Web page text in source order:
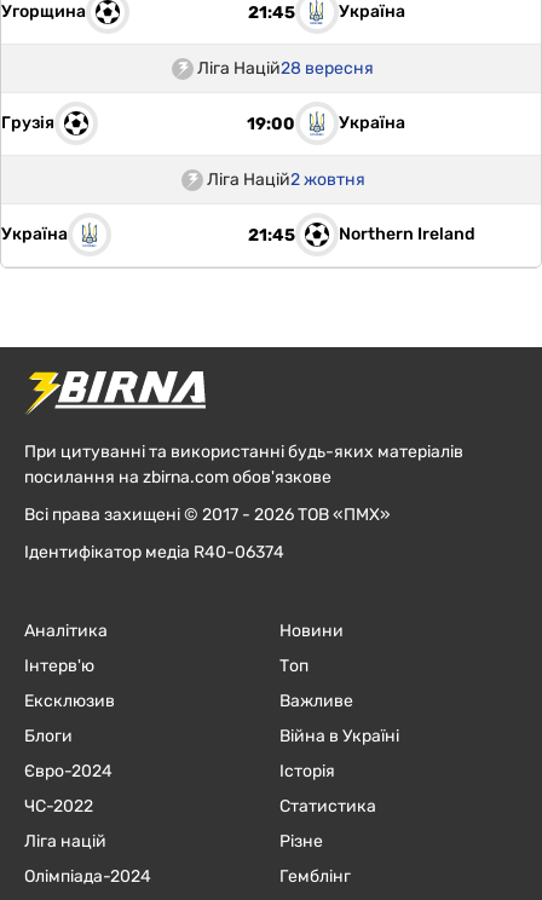
Угорщина 21:45 Україна
Ліга Націй28 вересня
Грузія 19:00 Україна
Ліга Націй2 жовтня
Україна 21:45 Northern Ireland
При цитуванні та використанні будь-яких матеріалів
посилання на zbirna.com обов'язкове
Всі права захищені © 2017 - 2026 ТОВ «ПМХ»
Ідентифікатор медіа R40-06374
Аналітика
Інтерв'ю
Ексклюзив
Блоги
Євро-2024
ЧC-2022
Ліга націй
Олімпіада-2024
Новини
Топ
Важливе
Війна в Україні
Історія
Статистика
Різне
Гемблінг